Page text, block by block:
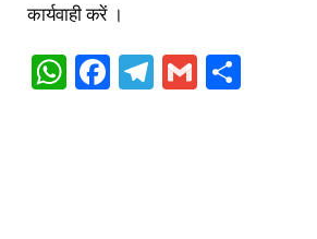
कार्यवाही करें ।
WhatsApp
Facebook
Telegram
Gmail